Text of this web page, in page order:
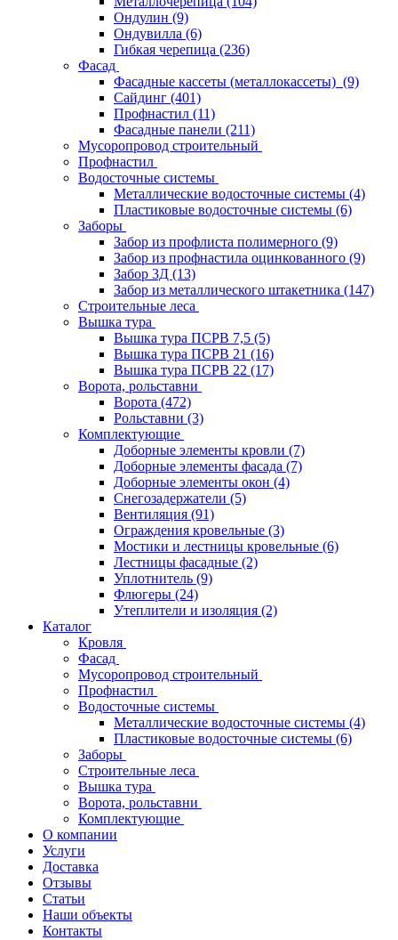
Ондулин (9)
Ондувилла (6)
Гибкая черепица (236)
Фасад
Фасадные кассеты (металлокассеты) (9)
Сайдинг (401)
Профнастил (11)
Фасадные панели (211)
Мусоропровод строительный
Профнастил
Водосточные системы
Металлические водосточные системы (4)
Пластиковые водосточные системы (6)
Заборы
Забор из профлиста полимерного (9)
Забор из профнастила оцинкованного (9)
Забор 3Д (13)
Забор из металлического штакетника (147)
Строительные леса
Вышка тура
Вышка тура ПСРВ 7,5 (5)
Вышка тура ПСРВ 21 (16)
Вышка тура ПСРВ 22 (17)
Ворота, рольставни
Ворота (472)
Рольставни (3)
Комплектующие
Доборные элементы кровли (7)
Доборные элементы фасада (7)
Доборные элементы окон (4)
Снегозадержатели (5)
Вентиляция (91)
Ограждения кровельные (3)
Мостики и лестницы кровельные (6)
Лестницы фасадные (2)
Уплотнитель (9)
Флюгеры (24)
Утеплители и изоляция (2)
Каталог
Кровля
Фасад
Мусоропровод строительный
Профнастил
Водосточные системы
Металлические водосточные системы (4)
Пластиковые водосточные системы (6)
Заборы
Строительные леса
Вышка тура
Ворота, рольставни
Комплектующие
О компании
Услуги
Доставка
Отзывы
Статьи
Наши объекты
Контакты